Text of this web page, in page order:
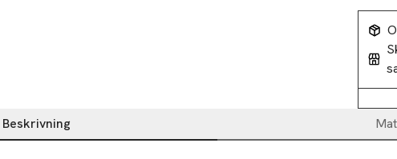
Beskrivning